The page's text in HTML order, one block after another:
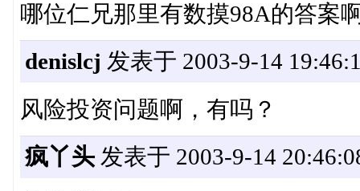
哪位仁兄那里有数摸98A的答案
denislcj 发表于 2003-9-14
风险投资问题啊，有吗？
疯丫头发表于 2003-9-14